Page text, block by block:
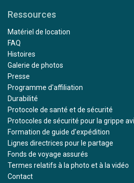
Ressources
Matériel de location
FAQ
Histoires
Galerie de photos
Presse
Programme d'affiliation
Durabilité
Protocole de santé et de sécurité
Protocoles de sécurité pour la grippe
Formation de guide d'expédition
Lignes directrices pour le partage
Fonds de voyage assurés
Termes relatifs à la photo et à la vidéo
Contact